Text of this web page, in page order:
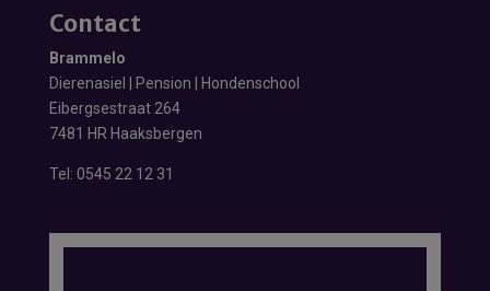
Contact
Brammelo
Dierenasiel | Pension | Hondenschool
Eibergsestraat 264
7481 HR Haaksbergen
Tel: 0545 22 12 31